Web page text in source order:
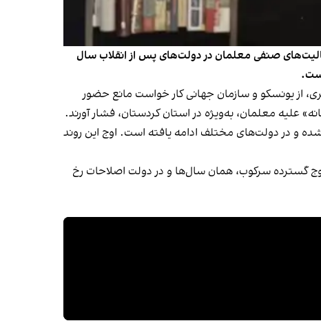
صنفی معلمان در دولت‌های پس از انقلاب سال
حقوق بشری، از یونسکو و سازمان جهانی کار خواست مانع حضور
علیه معلمان، به‌ویژه در استان کردستان، فشار آورند.
و در دولت‌های مختلف ادامه یافته است. اوج این روند
۶۰ و در اواخر دهه ۷۰ دانست و یادآور شد نخستین موج گسترده سرکوب، همان سال‌ها و در دولت اصلاحات رخ